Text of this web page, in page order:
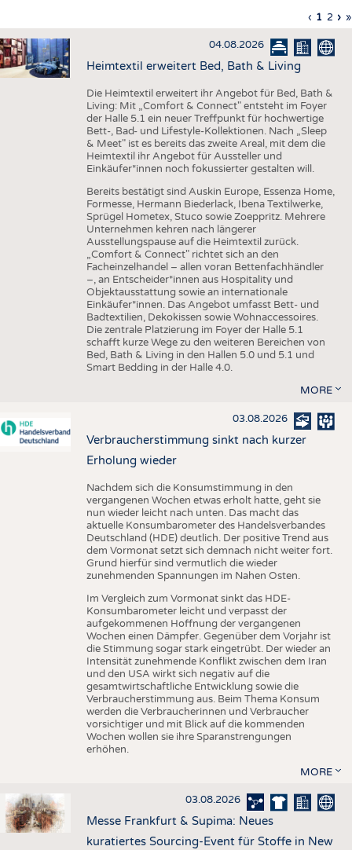
TESTS
AUSSCHREIBUNGEN
DTV AUSSCHREIBUNGSDIENST
STATISTICS
ADRESSEN & LINKS
PUBLIKATIONEN
BRANCHENTERMINE
Seitennummerierung
Seite
‹
Seite
1 Seite
2 › »
04.08.2026
Heimtextil erweitert Bed, Bath & Living
Die Heimtextil erweitert ihr Angebot für Bed, Bath &
Living: Mit „Comfort & Connect" entsteht im Foyer
der Halle 5.1 ein neuer Treffpunkt für hochwertige
Bett-, Bad- und Lifestyle-Kollektionen. Nach „Sleep
& Meet" ist es bereits das zweite Areal, mit dem die
Heimtextil ihr Angebot für Aussteller und
Einkäufer*innen noch fokussierter gestalten will.
Bereits bestätigt sind Auskin Europe, Essenza Home,
Formesse, Hermann Biederlack, Ibena Textilwerke,
Sprügel Hometex, Stuco sowie Zoeppritz. Mehrere
Unternehmen kehren nach längerer
Ausstellungspause auf die Heimtextil zurück.
„Comfort & Connect" richtet sich an den
Facheinzelhandel – allen voran Bettenfachhändler
–, an Entscheider*innen aus Hospitality und
Objektausstattung sowie an internationale
Einkäufer*innen. Das Angebot umfasst Bett- und
Badtextilien, Dekokissen sowie Wohnaccessoires.
Die zentrale Platzierung im Foyer der Halle 5.1
schafft kurze Wege zu den weiteren Bereichen von
Bed, Bath & Living in den Hallen 5.0 und 5.1 und
Smart Bedding in der Halle 4.0.
MORE
03.08.2026
Verbraucherstimmung sinkt nach kurzer
Erholung wieder
Nachdem sich die Konsumstimmung in den
vergangenen Wochen etwas erholt hatte, geht sie
nun wieder leicht nach unten. Das macht das
aktuelle Konsumbarometer des Handelsverbandes
Deutschland (HDE) deutlich. Der positive Trend aus
dem Vormonat setzt sich demnach nicht weiter fort.
Grund hierfür sind vermutlich die wieder
zunehmenden Spannungen im Nahen Osten.
Im Vergleich zum Vormonat sinkt das HDE-
Konsumbarometer leicht und verpasst der
aufgekommenen Hoffnung der vergangenen
Wochen einen Dämpfer. Gegenüber dem Vorjahr ist
die Stimmung sogar stark eingetrübt. Der wieder an
Intensität zunehmende Konflikt zwischen dem Iran
und den USA wirkt sich negativ auf die
gesamtwirtschaftliche Entwicklung sowie die
Verbraucherstimmung aus. Beim Thema Konsum
werden die Verbraucherinnen und Verbraucher
vorsichtiger und mit Blick auf die kommenden
Wochen wollen sie ihre Sparanstrengungen
erhöhen.
MORE
03.08.2026
Messe Frankfurt & Supima: Neues
kuratiertes Sourcing-Event für Stoffe in New